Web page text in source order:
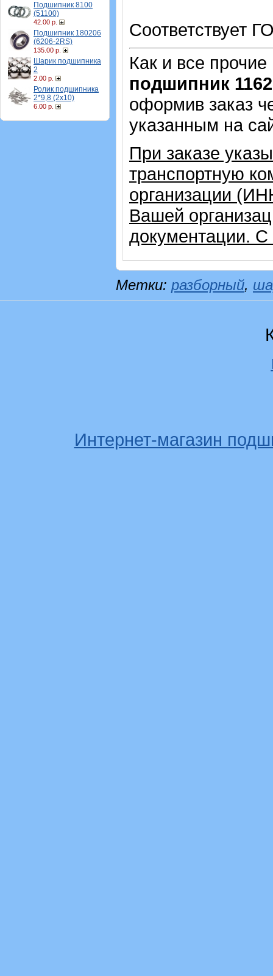
Подшипник 8100
(51100)
42.00 р.
Подшипник 180206
(6206-2RS)
135.00 р.
Шарик подшипника
2
2.00 р.
Ролик подшипника
2*9,8 (2х10)
6.00 р.
Соответствует
Как и все
подшипник
оформив заказ
указанным на
При заказе
транспортную
организации
Вашей
документации.
Метки: разборный,
Интернет-магазин